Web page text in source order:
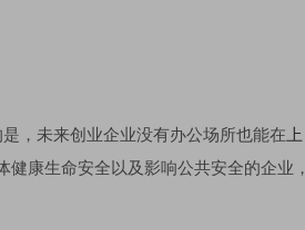
，未来创业企业没有办公场所也能在上
康生命安全以及影响公共安全的企业，